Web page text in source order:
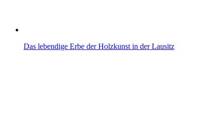
Das lebendige Erbe der Holzkunst in der Lausitz